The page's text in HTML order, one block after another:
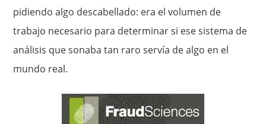
pidiendo algo descabellado: era el volumen de
trabajo necesario para determinar si ese sistema de
análisis que sonaba tan raro servía de algo en el
mundo real.